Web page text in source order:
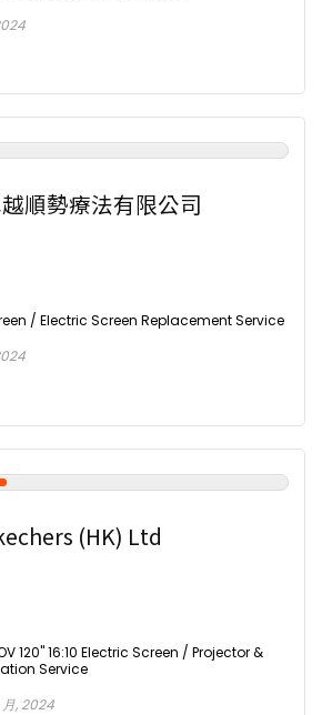
順勢療法有限公司
/ Electric Screen Replacement Service
(HK) Ltd
120" 16:10 Electric Screen / Projector &
Service
, 2024